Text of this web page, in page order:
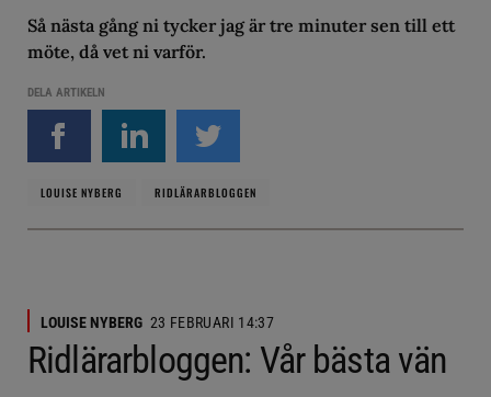
Så nästa gång ni tycker jag är tre minuter sen till ett
möte, då vet ni varför.
DELA ARTIKELN
LOUISE NYBERG RIDLÄRARBLOGGEN
LOUISE NYBERG 23 FEBRUARI 14:37
Ridlärarbloggen: Vår bästa vän